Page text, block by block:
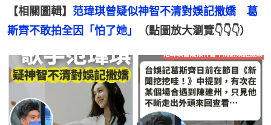
【相關圖輯】 范瑋琪曾疑似神智不清對娛記撒嬌　葛
斯齊不敢拍全因「怕了她」
（點圖放大瀏覽👇👇👇）